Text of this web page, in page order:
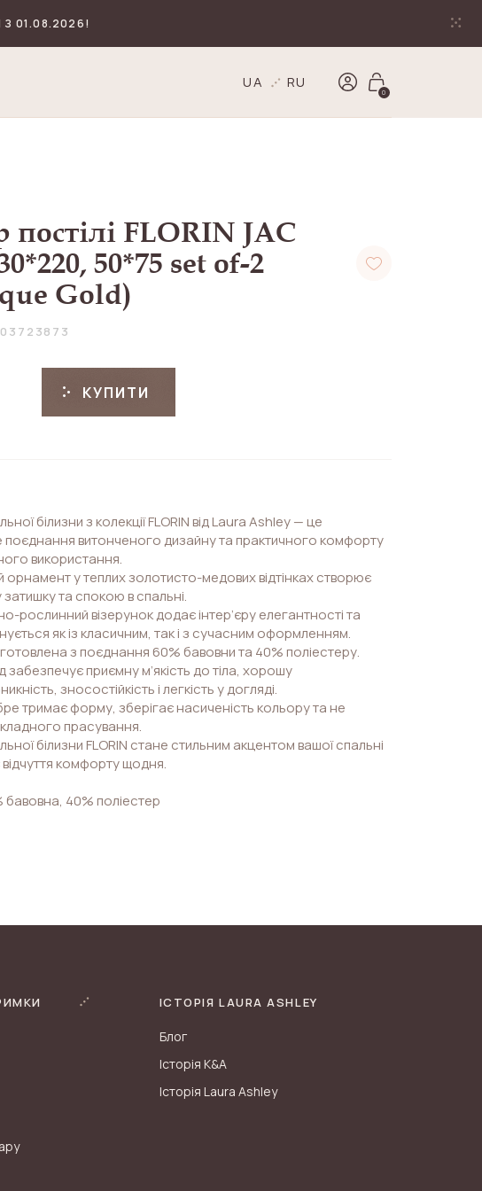
01.08.2026!
UA RU
0
постілі FLORIN JAC
50*75 set of-2
Gold)
КУПИТИ
білизни з колекції FLORIN від Laura Ashley — це
поєднання витонченого дизайну та практичного комфорту
використання.
орнамент у теплих золотисто-медових відтінках створює
та спокою в спальні.
рослинний візерунок додає інтер’єру елегантності та
як із класичним, так і з сучасним оформленням.
з поєднання 60% бавовни та 40% поліестеру.
забезпечує приємну м’якість до тіла, хорошу
зносостійкість і легкість у догляді.
тримає форму, зберігає насиченість кольору та не
прасування.
білизни FLORIN стане стильним акцентом вашої спальні
комфорту щодня.
40% поліестер
ІСТОРІЯ LAURA ASHLEY
Блог
Історія K&A
Історія Laura Ashley